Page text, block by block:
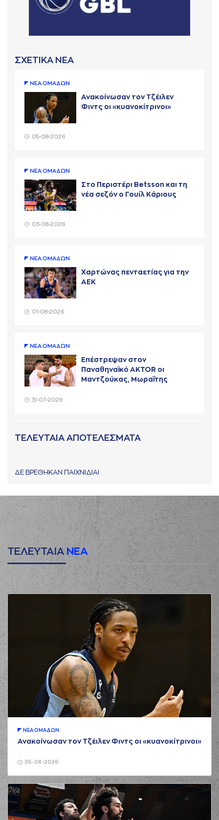
ΣΧΕΤΙΚΑ ΝΕΑ
ΝΕA ΟΜAΔΩΝ
Ανακοίνωσαν τον Τζέιλεν
Φιντς οι «κυανοκίτρινοι»
05-08-2026
ΝΕA ΟΜAΔΩΝ
Στο Περιστέρι Betsson και τη
νέα σεζόν ο Γουίλ Κάριους
03-08-2026
ΝΕA ΟΜAΔΩΝ
Χαρτώνας πενταετίας για την
ΑΕΚ
01-08-2026
ΝΕA ΟΜAΔΩΝ
Επέστρεψαν στον
Παναθηναϊκό AKTOR οι
Μαντζούκας, Μωραΐτης
31-07-2026
ΤΕΛΕΥΤΑΙΑ ΑΠΟΤΕΛΕΣΜΑΤΑ
ΔΕ ΒΡΕΘΗΚΑΝ ΠΑΙΧΝΙΔΙΑ!
ΤΕΛΕΥΤΑΙΑ ΝΕΑ
05-08-2026
ΝΕA ΟΜAΔΩΝ
Ανακοίνωσαν τον Τζέιλεν Φιντς οι «κυανοκίτρινοι»